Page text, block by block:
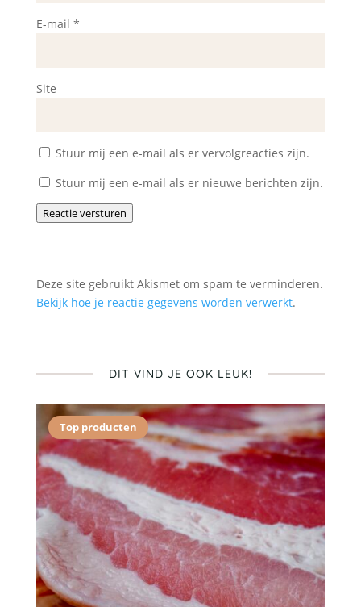
E-mail *
Site
Stuur mij een e-mail als er vervolgreacties zijn.
Stuur mij een e-mail als er nieuwe berichten zijn.
Reactie versturen
Deze site gebruikt Akismet om spam te verminderen.
Bekijk hoe je reactie gegevens worden verwerkt.
DIT VIND JE OOK LEUK!
Top producten